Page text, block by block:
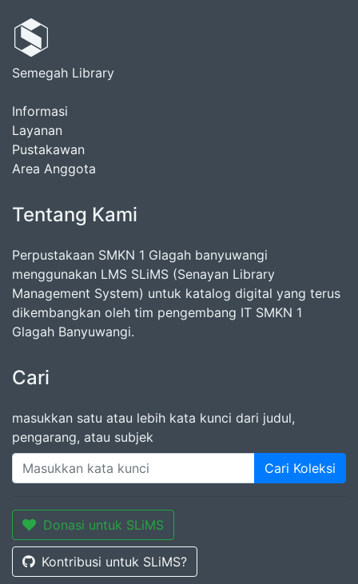
Semegah Library
Informasi
Layanan
Pustakawan
Area Anggota
Tentang Kami
Perpustakaan SMKN 1 Glagah banyuwangi
menggunakan LMS SLiMS (Senayan Library
Management System) untuk katalog digital yang terus
dikembangkan oleh tim pengembang IT SMKN 1
Glagah Banyuwangi.
Cari
masukkan satu atau lebih kata kunci dari judul,
pengarang, atau subjek
Cari Koleksi
Donasi untuk SLiMS
Kontribusi untuk SLiMS?